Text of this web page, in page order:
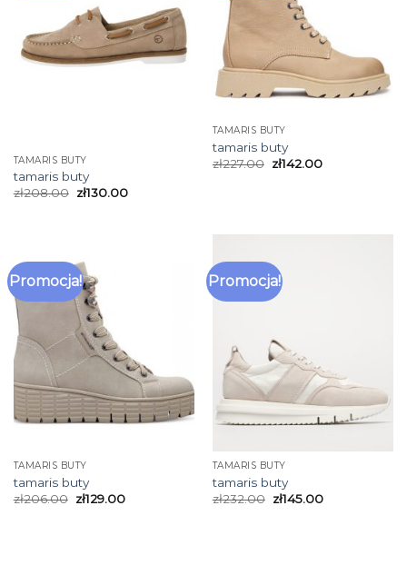
TAMARIS BUTY
tamaris buty
zł208.00 zł130.00
TAMARIS BUTY
tamaris buty
zł227.00 zł142.00
Promocja!
TAMARIS BUTY
tamaris buty
zł206.00 zł129.00
Promocja!
TAMARIS BUTY
tamaris buty
zł232.00 zł145.00